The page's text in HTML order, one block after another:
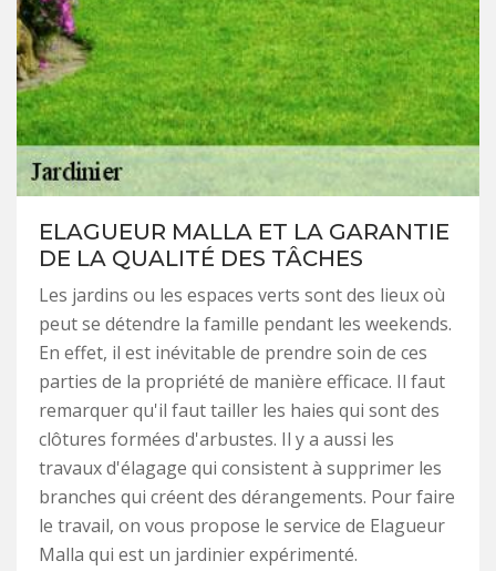
ELAGUEUR MALLA ET LA GARANTIE
DE LA QUALITÉ DES TÂCHES
Les jardins ou les espaces verts sont des lieux où
peut se détendre la famille pendant les weekends.
En effet, il est inévitable de prendre soin de ces
parties de la propriété de manière efficace. Il faut
remarquer qu'il faut tailler les haies qui sont des
clôtures formées d'arbustes. Il y a aussi les
travaux d'élagage qui consistent à supprimer les
branches qui créent des dérangements. Pour faire
le travail, on vous propose le service de Elagueur
Malla qui est un jardinier expérimenté.